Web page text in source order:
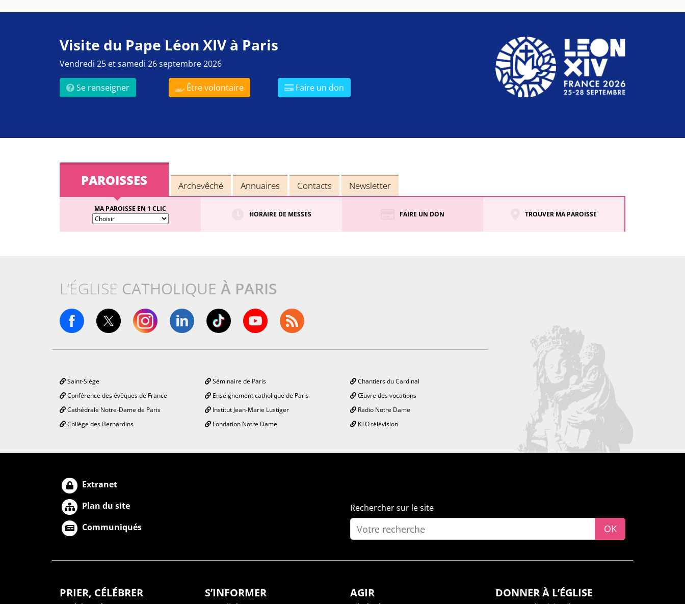
Visite du Pape Léon XIV à Paris
Vendredi 25 et samedi 26 septembre 2026
Se renseigner Être volontaire Faire un don
PAROISSES Archevêché Annuaires Contacts Newsletter
MA PAROISSE EN 1 CLIC
HORAIRE DE MESSES FAIRE UN DON TROUVER MA PAROISSE
L’ÉGLISE CATHOLIQUE À PARIS
Saint-Siège
Conférence des évêques de France
Cathédrale Notre-Dame de Paris
Collège des Bernardins
Séminaire de Paris
Enseignement catholique de Paris
Institut Jean-Marie Lustiger
Fondation Notre Dame
Chantiers du Cardinal
Œuvre des vocations
Radio Notre Dame
KTO télévision
Extranet
Plan du site
Communiqués
Rechercher sur le site
OK
PRIER, CÉLÉBRER S’INFORMER AGIR DONNER À L’ÉGLISE